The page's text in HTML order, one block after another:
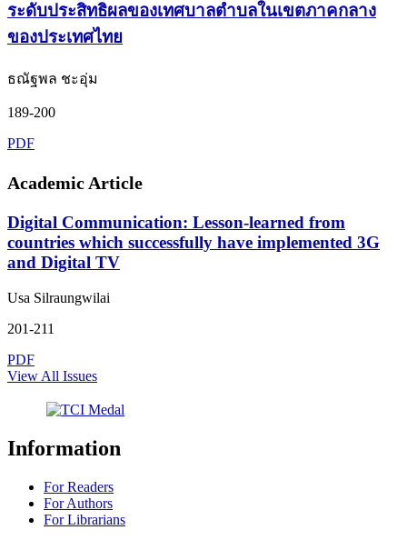
ระดับประสิทธิผลของเทศบาลตำบลในเขตภาคกลาง
ของประเทศไทย
ธณัฐพล ชะอุ่ม
189-200
PDF
Academic Article
Digital Communication: Lesson-learned from
countries which successfully have implemented 3G
and Digital TV
Usa Silraungwilai
201-211
PDF
View All Issues
Information
For Readers
For Authors
For Librarians